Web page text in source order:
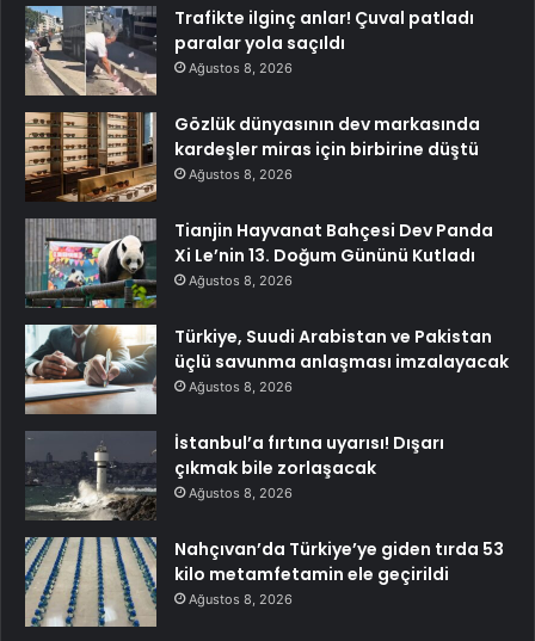
Trafikte ilginç anlar! Çuval patladı
paralar yola saçıldı
Ağustos 8, 2026
Gözlük dünyasının dev markasında
kardeşler miras için birbirine düştü
Ağustos 8, 2026
Tianjin Hayvanat Bahçesi Dev Panda
Xi Le’nin 13. Doğum Gününü Kutladı
Ağustos 8, 2026
Türkiye, Suudi Arabistan ve Pakistan
üçlü savunma anlaşması imzalayacak
Ağustos 8, 2026
İstanbul’a fırtına uyarısı! Dışarı
çıkmak bile zorlaşacak
Ağustos 8, 2026
Nahçıvan’da Türkiye’ye giden tırda 53
kilo metamfetamin ele geçirildi
Ağustos 8, 2026